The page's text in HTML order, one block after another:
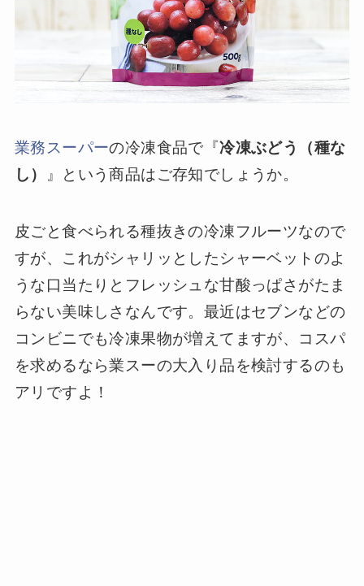
業務スーパーの冷凍食品で『冷凍ぶどう（種な
し）
』という商品はご存知でしょうか。
皮ごと食べられる種抜きの冷凍フルーツなので
すが、これがシャリッとしたシャーベットのよ
うな口当たりとフレッシュな甘酸っぱさがたま
らない美味しさなんです。最近はセブンなどの
コンビニでも冷凍果物が増えてますが、コスパ
を求めるなら業スーの大入り品を検討するのも
アリですよ！